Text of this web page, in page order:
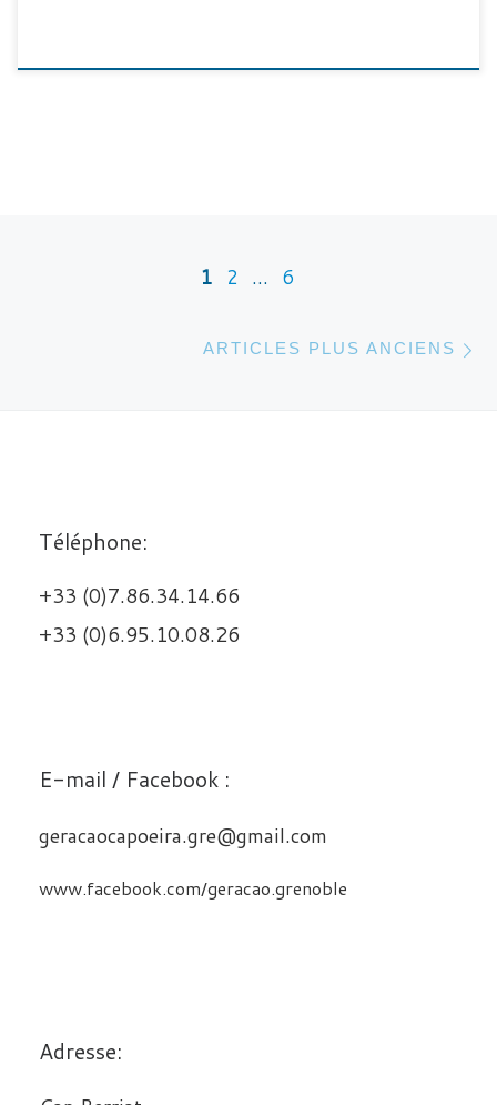
Navigation dans les articles
1 2 … 6
ARTICLES PLUS ANCIENS
Téléphone:
+33 (0)7.86.34.14.66
+33 (0)6.95.10.08.26
E-mail / Facebook :
geracaocapoeira.gre@gmail.com
www.facebook.com/geracao.grenoble
Adresse: